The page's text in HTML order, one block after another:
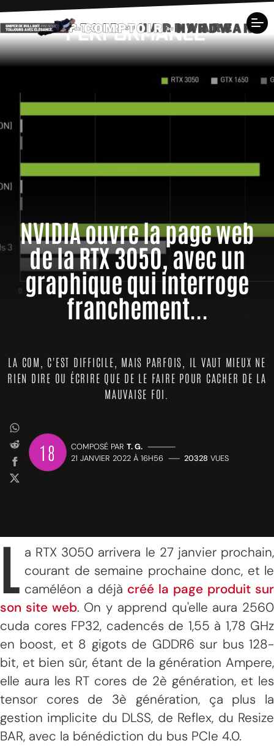
NVIDIA ouvre la page web
de la RTX 3050, avec un
graphique qui interroge
franchement...
LA COM, C'EST DIFFICILE, MAIS PARFOIS, IL VAUT MIEUX NE
RIEN DIRE OU ÉCRIRE QUE DE LE FAIRE POUR CACHER DE LA
MAUVAISE FOI.
18 COMPOSÉ PAR T. G. —————
21 JANVIER 2022 À 16H56 —— 20328 VUES
L
a RTX 3050 arrivera le 27 janvier prochain,
courant de semaine prochaine donc, et le
caméléon a déjà créé la page produit sur
son site web. On y apprend qu'elle aura 2560
cuda cores FP32, cadencés de 1,55 à 1,78 GHz
en boost, et 8 gigots de GDDR6 sur bus 128-
bit, et bien sûr, étant de la génération Ampere,
elle aura les RT cores de 2è génération, et les
tensor cores de 3è génération, ça plus la
gestion implicite du DLSS, de Reflex, du Resize
BAR, avec la bénédiction du bus PCIe 4.0.